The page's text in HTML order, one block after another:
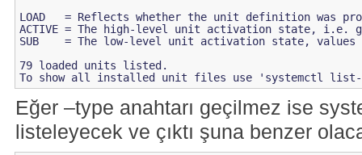
LOAD   = Reflects whether the unit definition was
ACTIVE = The high-level unit activation state, i.e.
SUB    = The low-level unit activation state, values
79 loaded units listed.
Eğer –type anahtarı geçilmez ise
listeleyecek ve çıktı şuna benzer